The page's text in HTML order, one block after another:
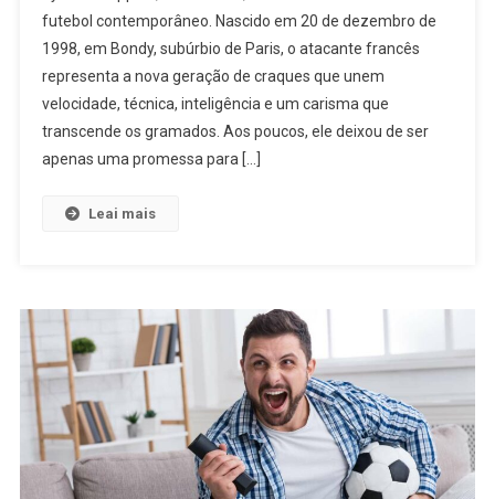
futebol contemporâneo. Nascido em 20 de dezembro de
1998, em Bondy, subúrbio de Paris, o atacante francês
representa a nova geração de craques que unem
velocidade, técnica, inteligência e um carisma que
transcende os gramados. Aos poucos, ele deixou de ser
apenas uma promessa para […]
Leai mais